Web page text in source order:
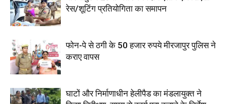
रेस/शूटिंग प्रतियोगिता का समापन
फोन-पे से ठगी के 50 हजार रुपये मीरजापुर पुलिस ने
कराए वापस
घाटों और निर्माणाधीन हेलीपैड का मंडलायुक्त ने